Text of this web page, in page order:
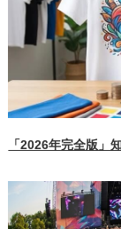
「2026年完全版」